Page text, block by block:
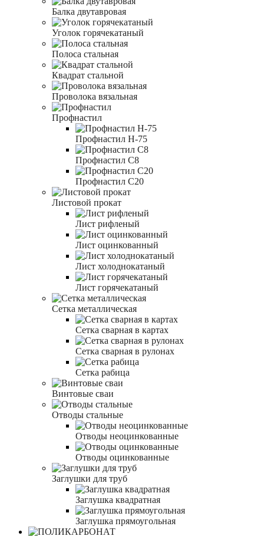
Балка двутавровая
Уголок горячекатаный
Полоса стальная
Квадрат стальной
Проволока вязальная
Профнастил
Профнастил Н-75
Профнастил С8
Профнастил С20
Листовой прокат
Лист рифленый
Лист оцинкованный
Лист холоднокатаный
Лист горячекатаный
Сетка металлическая
Сетка сварная в картах
Сетка сварная в рулонах
Сетка рабица
Винтовые сваи
Отводы стальные
Отводы неоцинкованные
Отводы оцинкованные
Заглушки для труб
Заглушка квадратная
Заглушка прямоугольная